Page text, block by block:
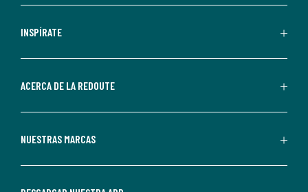
comerciales
personalizadas
parte
Redoute.
de
INSPÍRATE
ACERCA DE LA REDOUTE
NUESTRAS MARCAS